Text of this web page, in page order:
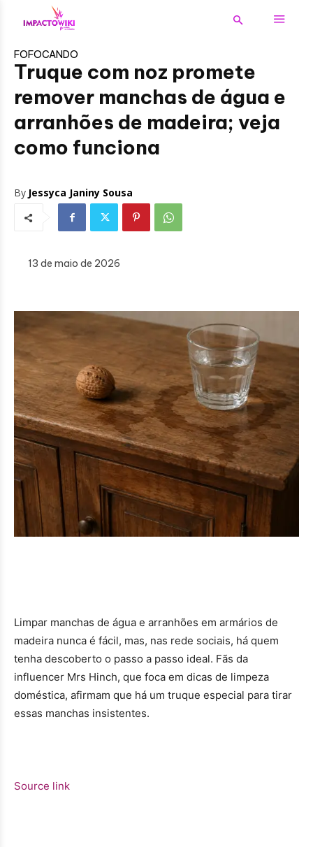
FOFOCANDO
Truque com noz promete
remover manchas de água e
arranhões de madeira; veja
como funciona
By Jessyca Janiny Sousa
13 de maio de 2026
Limpar manchas de água e arranhões em armários de
madeira nunca é fácil, mas, nas rede sociais, há quem
tenha descoberto o passo a passo ideal. Fãs da
influencer Mrs Hinch, que foca em dicas de limpeza
doméstica, afirmam que há um truque especial para tirar
essas manchas insistentes.
Source link